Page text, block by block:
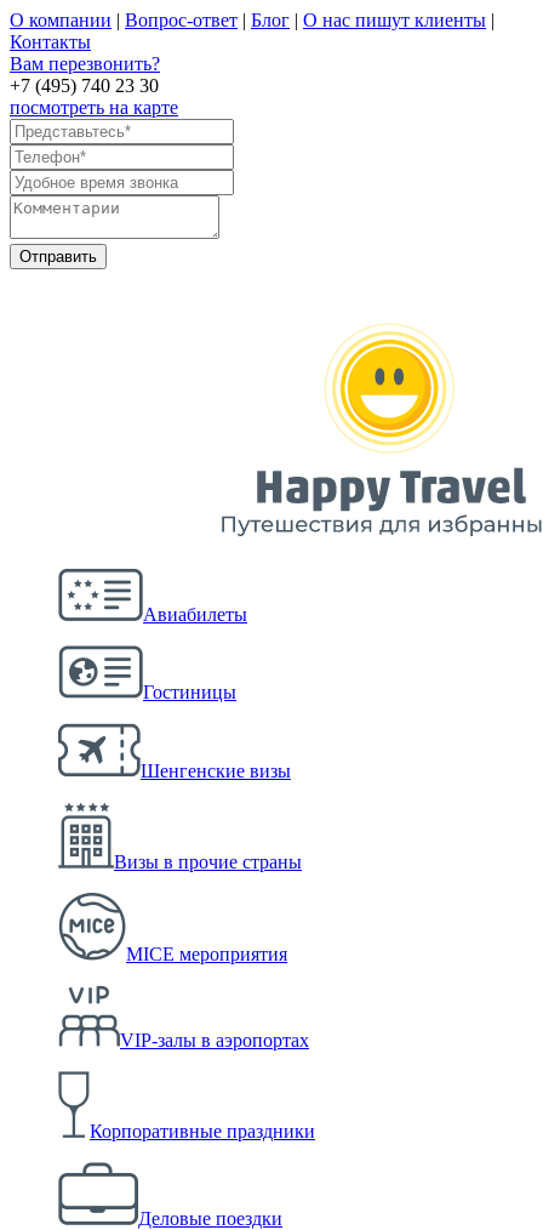
О компании | Вопрос-ответ | Блог | О нас пишут клиенты |
Контакты
Вам перезвонить?
+7 (495) 740 23 30
посмотреть на карте
Авиабилеты
Гостиницы
Шенгенские визы
Визы в прочие страны
MICE мероприятия
VIP-залы в аэропортах
Корпоративные праздники
Деловые поездки